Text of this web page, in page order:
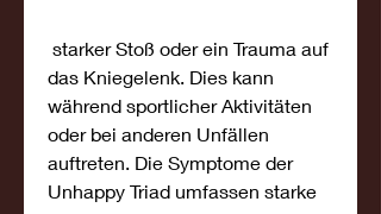
das Kniegelenk. Dies kann
während sportlicher Aktivitäten
oder bei anderen Unfällen
auftreten. Die Symptome der
Unhappy Triad umfassen starke